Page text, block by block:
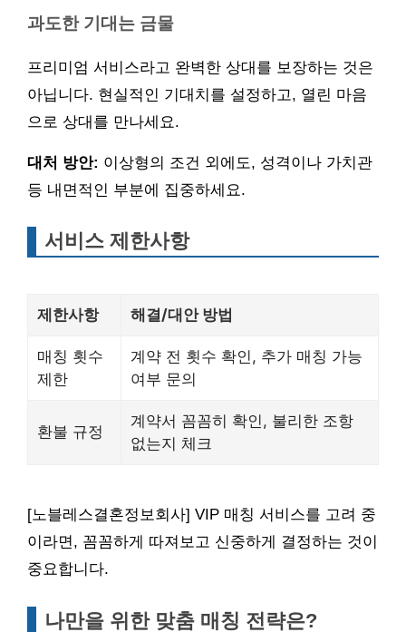
과도한 기대는 금물
프리미엄 서비스라고 완벽한 상대를 보장하는 것은
아닙니다. 현실적인 기대치를 설정하고, 열린 마음
으로 상대를 만나세요.
대처 방안: 이상형의 조건 외에도, 성격이나 가치관
등 내면적인 부분에 집중하세요.
서비스 제한사항
제한사항 해결/대안 방법
매칭 횟수
제한
계약 전 횟수 확인, 추가 매칭 가능
여부 문의
환불 규정
계약서 꼼꼼히 확인, 불리한 조항
없는지 체크
[노블레스결혼정보회사] VIP 매칭 서비스를 고려 중
이라면, 꼼꼼하게 따져보고 신중하게 결정하는 것이
중요합니다.
나만을 위한 맞춤 매칭 전략은?